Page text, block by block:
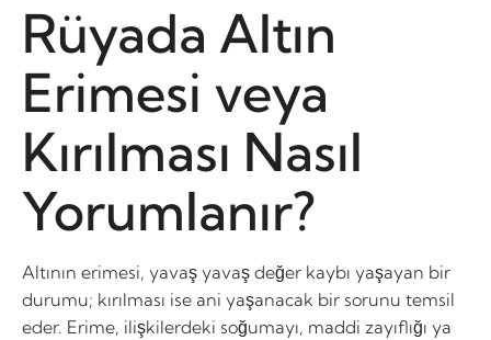
Rüyada Altın
Erimesi veya
Kırılması Nasıl
Yorumlanır?
Altının erimesi, yavaş yavaş değer kaybı yaşayan bir
durumu; kırılması ise ani yaşanacak bir sorunu temsil
eder. Erime, ilişkilerdeki soğumayı, maddi zayıflığı ya